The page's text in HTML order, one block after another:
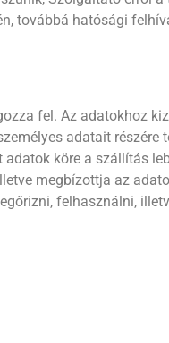
továbbá hatósági
fel. Az adatokhoz
adatait részére
köre a szállítás
megbízottja az
felhasználni,